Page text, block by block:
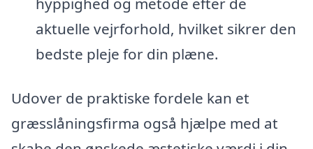
aktuelle vejrforhold, hvilket sikrer den
bedste pleje for din plæne.
Udover de praktiske fordele kan et
græsslåningsfirma også hjælpe med at